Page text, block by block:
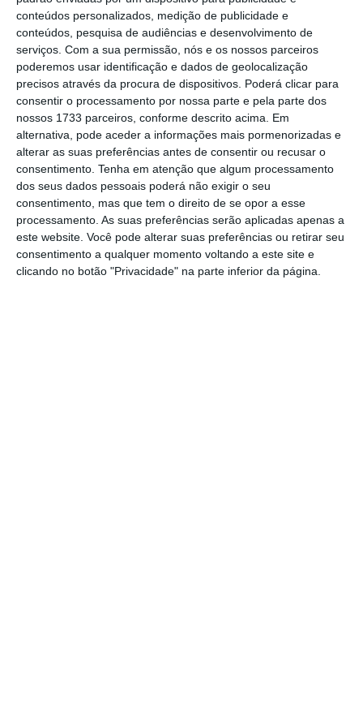
conteúdos personalizados, medição de publicidade e
conteúdos, pesquisa de audiências e desenvolvimento de
serviços. Com a sua permissão, nós e os nossos parceiros
poderemos usar identificação e dados de geolocalização
precisos através da procura de dispositivos. Poderá clicar para
consentir o processamento por nossa parte e pela parte dos
nossos 1733 parceiros, conforme descrito acima. Em
alternativa, pode aceder a informações mais pormenorizadas e
alterar as suas preferências antes de consentir ou recusar o
consentimento. Tenha em atenção que algum processamento
dos seus dados pessoais poderá não exigir o seu
consentimento, mas que tem o direito de se opor a esse
processamento. As suas preferências serão aplicadas apenas a
este website. Você pode alterar suas preferências ou retirar seu
consentimento a qualquer momento voltando a este site e
clicando no botão "Privacidade" na parte inferior da página.
fazer aquela nota”
Marcelo Rebelo de Sousa
Presidente da República
Marcelo Rebelo de Sousa referia-se à nota
que publicou na noite de segunda-feira e na
qual referiu que aceitou a posição do
primeiro-ministro de manter a confiança no
ministro da Finanças, Mário Centeno,
“atendendo ao estrito interesse nacional, em
termos de estabilidade financeira”.